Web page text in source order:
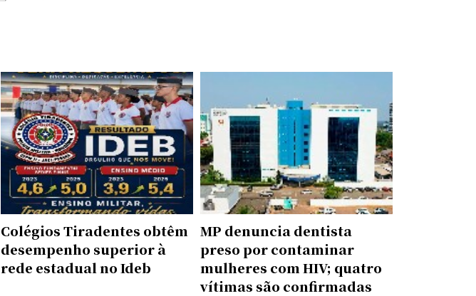
Colégios Tiradentes obtêm
desempenho superior à
rede estadual no Ideb
MP denuncia dentista
preso por contaminar
mulheres com HIV; quatro
vítimas são confirmadas